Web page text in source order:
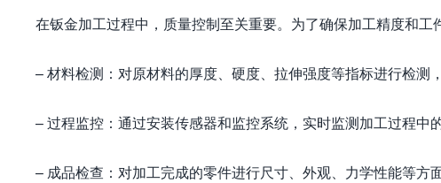
在钣金加工过程中，质量控制至关重要。为了确保加工精度和
– 材料检测：对原材料的厚度、硬度、拉伸强度等指标进行检测
– 过程监控：通过安装传感器和监控系统，实时监测加工过程中
– 成品检查：对加工完成的零件进行尺寸、外观、力学性能等方